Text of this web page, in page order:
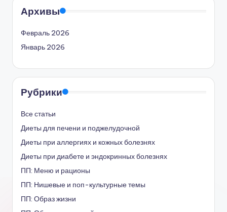
Архивы
Февраль 2026
Январь 2026
Рубрики
Все статьи
Диеты для печени и поджелудочной
Диеты при аллергиях и кожных болезнях
Диеты при диабете и эндокринных болезнях
ПП: Меню и рационы
ПП: Нишевые и поп-культурные темы
ПП: Образ жизни